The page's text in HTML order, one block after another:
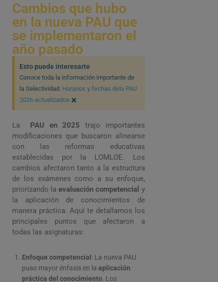
Cambios que hubo
en la nueva PAU que
se implementaron el
año pasado
Esto puede interesarte
Conoce toda la información importante de
la Selectividad. Horarios y fechas dela PAU
2026 actualizados ×
La PAU en 2025 trajo importantes
modificaciones que buscaron alinearse
con las reformas educativas
establecidas por la LOMLOE. Los
cambios afectaron tanto a la estructura
de los exámenes como a su enfoque,
priorizando laevaluación competencial y
la aplicación de conocimientos de
manera práctica. Aquí te detallamos los
principales puntos que afectaron a
todas las asignaturas:
Enfoque competencial : La nueva PAU
puso mayor énfasis en la aplicación
práctica del conocimiento. Los